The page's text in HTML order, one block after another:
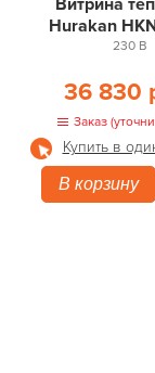
Витрина
Hurakan
230 В
36 830
Заказ
Купить в
В корзину